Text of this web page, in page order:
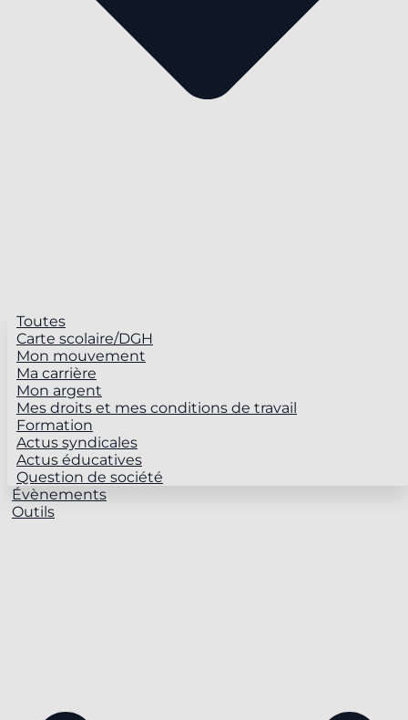
Toutes
Carte scolaire/DGH
Mon mouvement
Ma carrière
Mon argent
Mes droits et mes conditions de travail
Formation
Actus syndicales
Actus éducatives
Question de société
Évènements
Outils